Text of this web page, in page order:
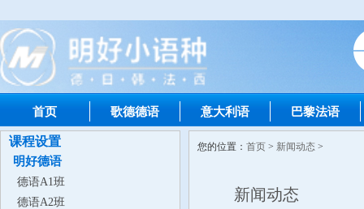
首页 歌德德语 意大利语 巴黎法语
课程设置
明好德语
德语A1班
德语A2班
您的位置： 首页 > 新闻动态 >
新闻动态